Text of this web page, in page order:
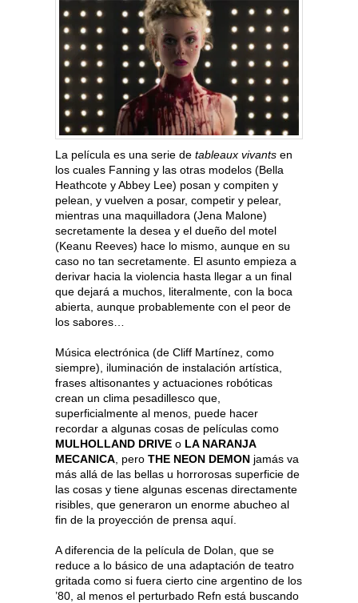
La película es una serie de tableaux vivants en
los cuales Fanning y las otras modelos (Bella
Heathcote y Abbey Lee) posan y compiten y
pelean, y vuelven a posar, competir y pelear,
mientras una maquilladora (Jena Malone)
secretamente la desea y el dueño del motel
(Keanu Reeves) hace lo mismo, aunque en su
caso no tan secretamente. El asunto empieza a
derivar hacia la violencia hasta llegar a un final
que dejará a muchos, literalmente, con la boca
abierta, aunque probablemente con el peor de
los sabores…
Música electrónica (de Cliff Martínez, como
siempre), iluminación de instalación artística,
frases altisonantes y actuaciones robóticas
crean un clima pesadillesco que,
superficialmente al menos, puede hacer
recordar a algunas cosas de películas como
MULHOLLAND DRIVE o LA NARANJA
MECANICA, pero THE NEON DEMON jamás va
más allá de las bellas u horrorosas superficie de
las cosas y tiene algunas escenas directamente
risibles, que generaron un enorme abucheo al
fin de la proyección de prensa aquí.
A diferencia de la película de Dolan, que se
reduce a lo básico de una adaptación de teatro
gritada como si fuera cierto cine argentino de los
’80, al menos el perturbado Refn está buscando